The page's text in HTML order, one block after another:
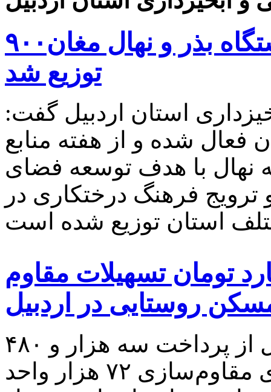
۹۰۰هزار اصله نهال توسط ایستگاه بذر و نهال مغان
توزیع شد
استان اردبیل گفت:
فعال شده و از هفته منابع
هزار اصله نهال با هدف توسعه فضای
فرهنگ درختکاری در
هزار و ۴۸۰ میلیارد تومان تسهیلات مقاوم
روستایی در اردبیل
مدیرکل بیناد مسکن استان اردبیل از پرداخت سه هزار و ۴۸۰
میلیارد تومان تسهیلات برای مقاوم‌سازی ۷۲ هزار واحد